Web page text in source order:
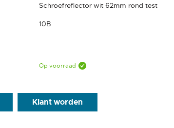
Schroefreflector wit 62mm rond test
10B
Op voorraad
Klant worden